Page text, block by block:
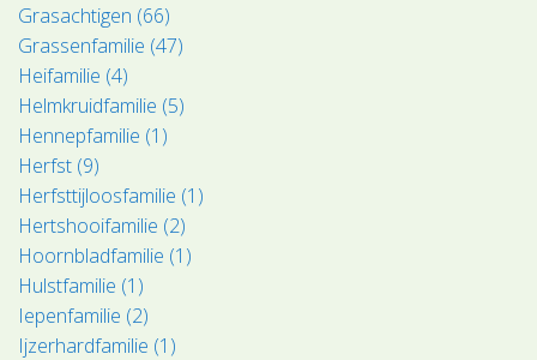
Grasachtigen (66)
Grassenfamilie (47)
Heifamilie (4)
Helmkruidfamilie (5)
Hennepfamilie (1)
Herfst (9)
Herfsttijloosfamilie (1)
Hertshooifamilie (2)
Hoornbladfamilie (1)
Hulstfamilie (1)
Iepenfamilie (2)
Ijzerhardfamilie (1)